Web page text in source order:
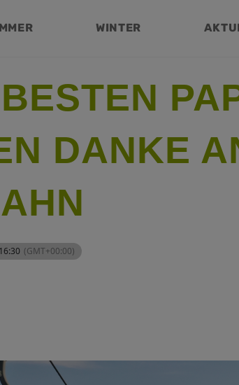
WINTER
DANKE
(GMT+00:00)